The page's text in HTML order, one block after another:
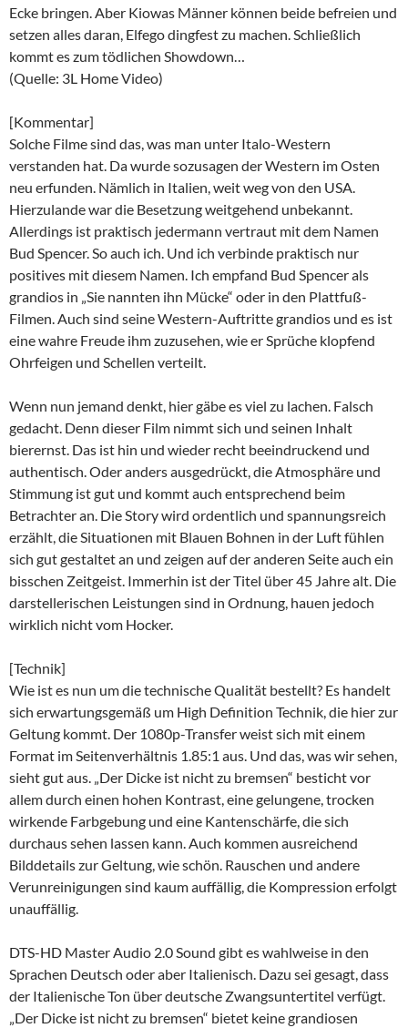
Ecke bringen. Aber Kiowas Männer können beide befreien und
setzen alles daran, Elfego dingfest zu machen. Schließlich
kommt es zum tödlichen Showdown…
(Quelle: 3L Home Video)
[Kommentar]
Solche Filme sind das, was man unter Italo-Western
verstanden hat. Da wurde sozusagen der Western im Osten
neu erfunden. Nämlich in Italien, weit weg von den USA.
Hierzulande war die Besetzung weitgehend unbekannt.
Allerdings ist praktisch jedermann vertraut mit dem Namen
Bud Spencer. So auch ich. Und ich verbinde praktisch nur
positives mit diesem Namen. Ich empfand Bud Spencer als
grandios in „Sie nannten ihn Mücke“ oder in den Plattfuß-
Filmen. Auch sind seine Western-Auftritte grandios und es ist
eine wahre Freude ihm zuzusehen, wie er Sprüche klopfend
Ohrfeigen und Schellen verteilt.
Wenn nun jemand denkt, hier gäbe es viel zu lachen. Falsch
gedacht. Denn dieser Film nimmt sich und seinen Inhalt
bierernst. Das ist hin und wieder recht beeindruckend und
authentisch. Oder anders ausgedrückt, die Atmosphäre und
Stimmung ist gut und kommt auch entsprechend beim
Betrachter an. Die Story wird ordentlich und spannungsreich
erzählt, die Situationen mit Blauen Bohnen in der Luft fühlen
sich gut gestaltet an und zeigen auf der anderen Seite auch ein
bisschen Zeitgeist. Immerhin ist der Titel über 45 Jahre alt. Die
darstellerischen Leistungen sind in Ordnung, hauen jedoch
wirklich nicht vom Hocker.
[Technik]
Wie ist es nun um die technische Qualität bestellt? Es handelt
sich erwartungsgemäß um High Definition Technik, die hier zur
Geltung kommt. Der 1080p-Transfer weist sich mit einem
Format im Seitenverhältnis 1.85:1 aus. Und das, was wir sehen,
sieht gut aus. „Der Dicke ist nicht zu bremsen“ besticht vor
allem durch einen hohen Kontrast, eine gelungene, trocken
wirkende Farbgebung und eine Kantenschärfe, die sich
durchaus sehen lassen kann. Auch kommen ausreichend
Bilddetails zur Geltung, wie schön. Rauschen und andere
Verunreinigungen sind kaum auffällig, die Kompression erfolgt
unauffällig.
DTS-HD Master Audio 2.0 Sound gibt es wahlweise in den
Sprachen Deutsch oder aber Italienisch. Dazu sei gesagt, dass
der Italienische Ton über deutsche Zwangsuntertitel verfügt.
„Der Dicke ist nicht zu bremsen“ bietet keine grandiosen